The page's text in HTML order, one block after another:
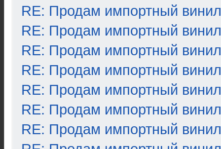
RE: Продам импортный винил
RE: Продам импортный винил
RE: Продам импортный винил
RE: Продам импортный винил
RE: Продам импортный винил
RE: Продам импортный винил
RE: Продам импортный винил